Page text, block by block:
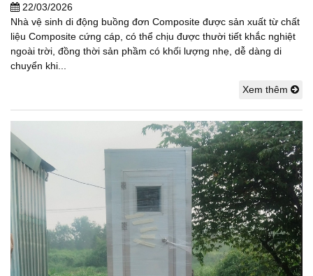
22/03/2026
Nhà vệ sinh di động buồng đơn Composite được sản xuất từ chất
liệu Composite cứng cáp, có thể chịu được thười tiết khắc nghiệt
ngoài trời, đồng thời sản phầm có khối lượng nhẹ, dễ dàng di
chuyển khi...
Xem thêm